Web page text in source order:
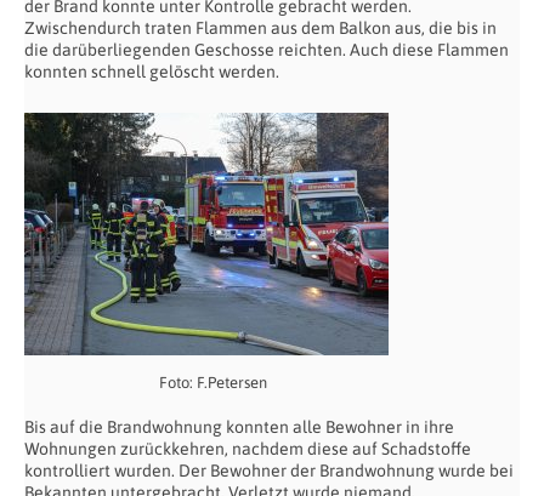
der Brand konnte unter Kontrolle gebracht werden.
Zwischendurch traten Flammen aus dem Balkon aus, die bis in
die darüberliegenden Geschosse reichten. Auch diese Flammen
konnten schnell gelöscht werden.
Foto: F.Petersen
Bis auf die Brandwohnung konnten alle Bewohner in ihre
Wohnungen zurückkehren, nachdem diese auf Schadstoffe
kontrolliert wurden. Der Bewohner der Brandwohnung wurde bei